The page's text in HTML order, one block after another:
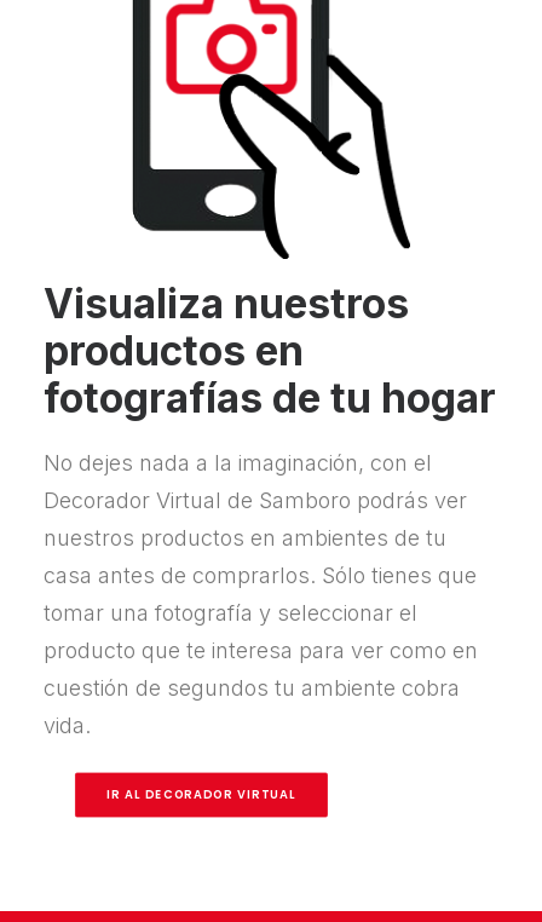
Visualiza nuestros
productos en
fotografías de tu hogar
No dejes nada a la imaginación, con el
Decorador Virtual de Samboro podrás ver
nuestros productos en ambientes de tu
casa antes de comprarlos. Sólo tienes que
tomar una fotografía y seleccionar el
producto que te interesa para ver como en
cuestión de segundos tu ambiente cobra
vida.
IR AL DECORADOR VIRTUAL